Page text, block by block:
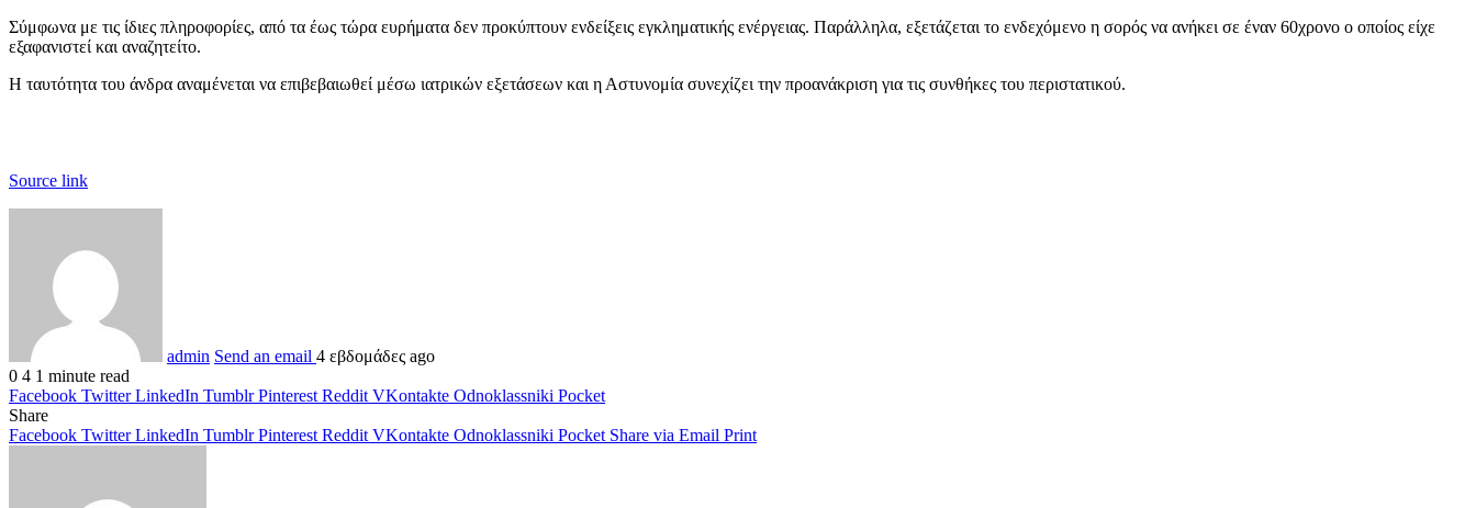
Σύμφωνα με τις ίδιες πληροφορίες, από τα έως τώρα ευρήματα δεν προκύπτουν ενδείξεις εγκληματικής ενέργειας. Παράλληλα, εξετάζεται το ενδεχόμενο η σορός να ανήκει σε έναν 60χρονο ο οποίος είχε
εξαφανιστεί και αναζητείτο.
Η ταυτότητα του άνδρα αναμένεται να επιβεβαιωθεί μέσω ιατρικών εξετάσεων και η Αστυνομία συνεχίζει την προανάκριση για τις συνθήκες του περιστατικού.
Source link
admin Send an email 4 εβδομάδες ago
0 4 1 minute read
Facebook Twitter LinkedIn Tumblr Pinterest Reddit VKontakte Odnoklassniki Pocket
Share
Facebook Twitter LinkedIn Tumblr Pinterest Reddit VKontakte Odnoklassniki Pocket Share via Email Print